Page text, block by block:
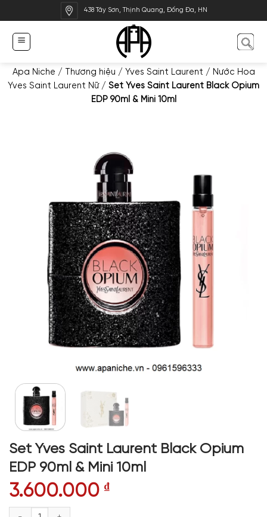
qua
dung
438 Tây Sơn, Thịnh Quang, Đống Đa, HN
Apa Niche / Thương hiệu / Yves Saint Laurent / Nước Hoa
Yves Saint Laurent Nữ/ Set Yves Saint Laurent Black Opium
EDP 90ml & Mini 10ml
Set Yves Saint Laurent Black Opium
EDP 90ml & Mini 10ml
3.600.000 ₫
Set Yves Saint Laurent Black Opium EDP 90ml & Mini 10ml số lượng